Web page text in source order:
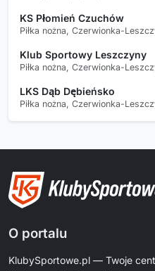
KS Płomień Czuchów
Piłka nożna, Czerwionka-
Klub Sportowy Leszczyny
Piłka nożna, Czerwionka-
LKS Dąb Dębieńsko
Piłka nożna, Czerwionka-
O portalu
KlubySportowe.pl — Twoje